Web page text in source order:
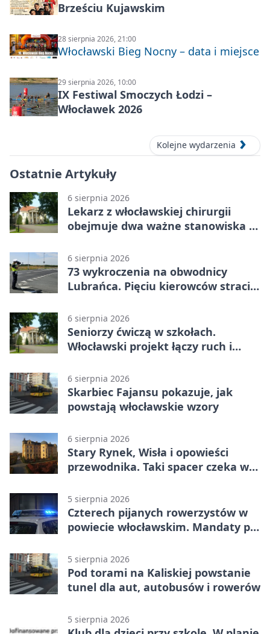
Brześciu Kujawskim
28 sierpnia 2026, 21:00
Włocławski Bieg Nocny – data i miejsce
29 sierpnia 2026, 10:00
IX Festiwal Smoczych Łodzi –
Włocławek 2026
Kolejne wydarzenia
Ostatnie Artykuły
6 sierpnia 2026
Lekarz z włocławskiej chirurgii
obejmuje dwa ważne stanowiska w
6 sierpnia 2026
73 wykroczenia na obwodnicy
Lubrańca. Pięciu kierowców straciło
6 sierpnia 2026
Seniorzy ćwiczą w szkołach.
Włocławski projekt łączy ruch i
6 sierpnia 2026
Skarbiec Fajansu pokazuje, jak
powstają włocławskie wzory
6 sierpnia 2026
Stary Rynek, Wisła i opowieści
przewodnika. Taki spacer czeka we
5 sierpnia 2026
Czterech pijanych rowerzystów w
powiecie włocławskim. Mandaty po
5 sierpnia 2026
Pod torami na Kaliskiej powstanie
tunel dla aut, autobusów i rowerów
5 sierpnia 2026